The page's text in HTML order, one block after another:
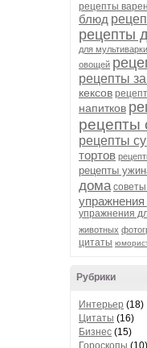
рецепты
блюд
рецепты
для мультиварки
овощей
рецепты
кексов
напитков
рецепты
рецепты
тортов
рецепты
дома
упражнения
животных
цитаты
Рубрики
Интерьер (18)
Цитаты (16)
Бизнес (15)
Гороскопы (10)